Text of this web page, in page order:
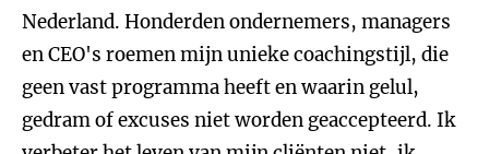
Nederland. Honderden ondernemers, managers
en CEO's roemen mijn unieke coachingstijl, die
geen vast programma heeft en waarin gelul,
gedram of excuses niet worden geaccepteerd. Ik